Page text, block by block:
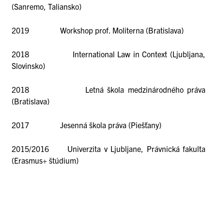
(Sanremo, Taliansko)
2019 Workshop prof. Moliterna (Bratislava)
2018 International Law in Context (Ljubljana,
Slovinsko)
2018 Letná škola medzinárodného práva
(Bratislava)
2017 Jesenná škola práva (Piešťany)
2015/2016 Univerzita v Ljubljane, Právnická fakulta
(Erasmus+ štúdium)